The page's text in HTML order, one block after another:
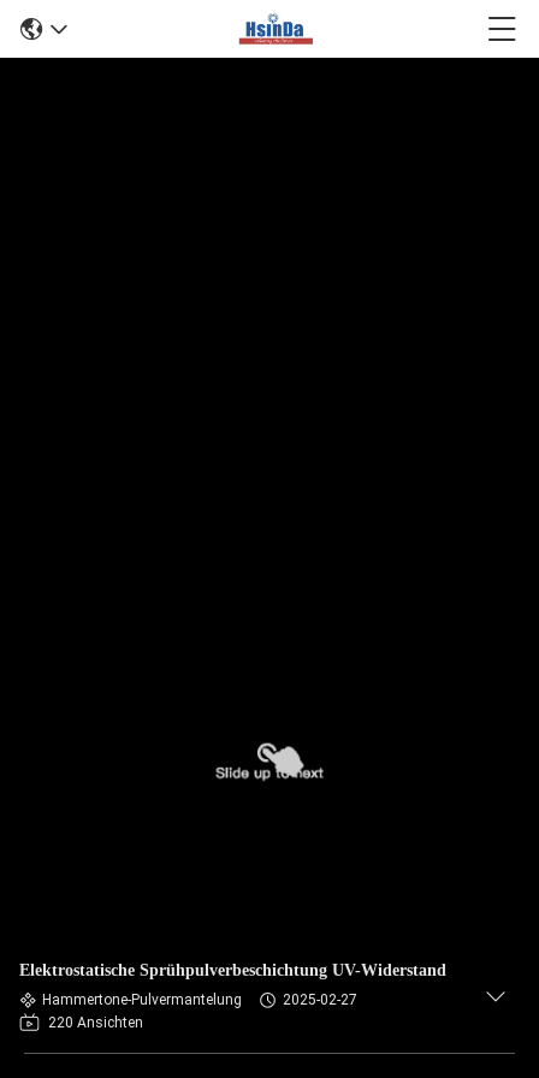
Elektrostatische Sprühpulverbeschichtung UV-Widerstand
Hammertone-Pulvermantelung
2025-02-27
220 Ansichten